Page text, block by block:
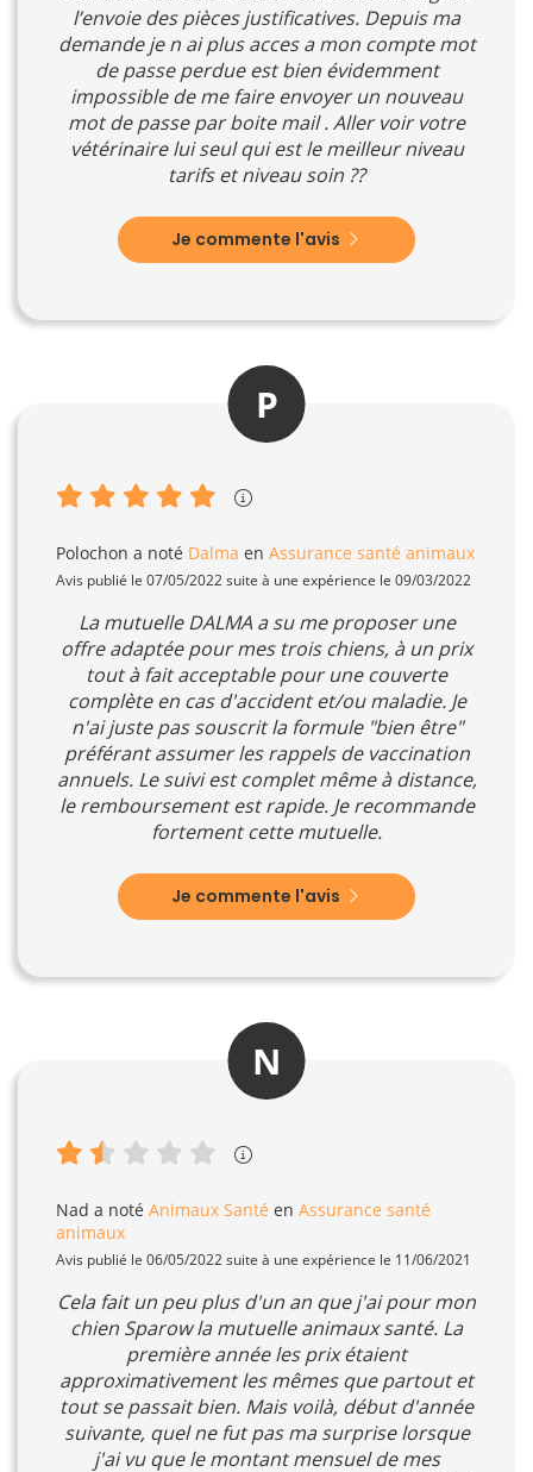
l’envoie des pièces justificatives. Depuis ma
demande je n ai plus acces a mon compte mot
de passe perdue est bien évidemment
impossible de me faire envoyer un nouveau
mot de passe par boite mail . Aller voir votre
vétérinaire lui seul qui est le meilleur niveau
tarifs et niveau soin ??
Je commente l'avis
P
Polochon a noté Dalma en Assurance santé animaux
Avis publié le 07/05/2022 suite à une expérience le 09/03/2022
La mutuelle DALMA a su me proposer une
offre adaptée pour mes trois chiens, à un prix
tout à fait acceptable pour une couverte
complète en cas d'accident et/ou maladie. Je
n'ai juste pas souscrit la formule "bien être"
préférant assumer les rappels de vaccination
annuels. Le suivi est complet même à distance,
le remboursement est rapide. Je recommande
fortement cette mutuelle.
Je commente l'avis
N
Nad a noté Animaux Santé en Assurance santé
animaux
Avis publié le 06/05/2022 suite à une expérience le 11/06/2021
Cela fait un peu plus d'un an que j'ai pour mon
chien Sparow la mutuelle animaux santé. La
première année les prix étaient
approximativement les mêmes que partout et
tout se passait bien. Mais voilà, début d'année
suivante, quel ne fut pas ma surprise lorsque
j'ai vu que le montant mensuel de mes